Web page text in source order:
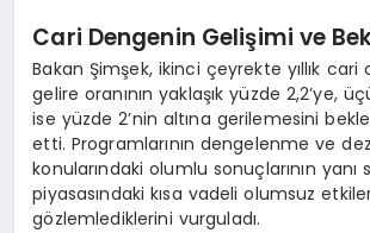
Cari Dengenin Gelişimi ve
Bakan Şimşek, ikinci çeyrekte yıllık cari
gelire oranının yaklaşık yüzde 2,2’ye,
ise yüzde 2’nin altına gerilemesini
etti. Programlarının dengelenme ve
konularındaki olumlu sonuçlarının yanı
piyasasındaki kısa vadeli olumsuz
gözlemlediklerini vurguladı.